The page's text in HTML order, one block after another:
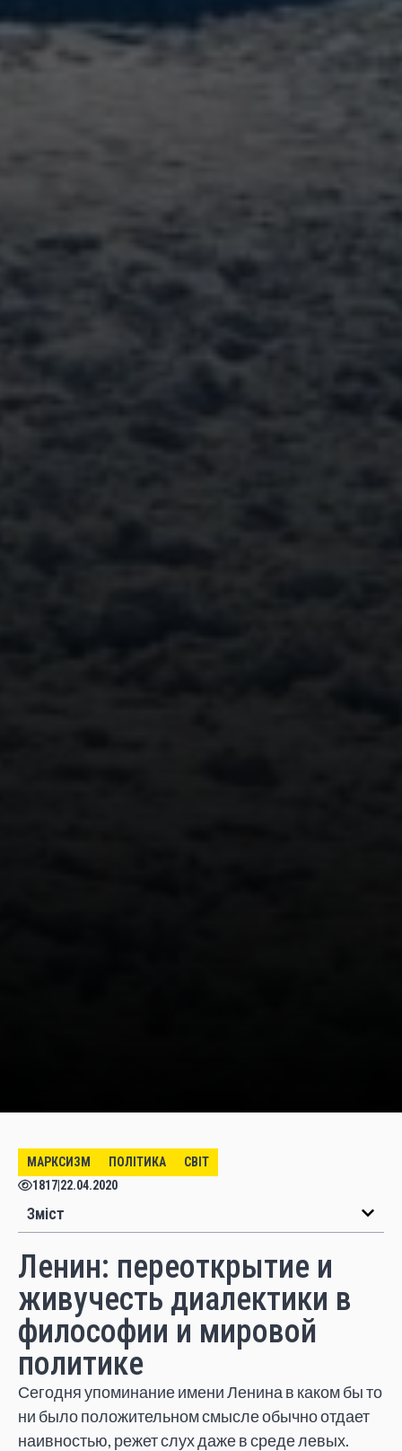
МАРКСИЗМ ПОЛІТИКА
СВІТ
1817 22.04.2020
Зміст
Ленин: переоткрытие и
живучесть диалектики в
философии и мировой
политике
Сегодня упоминание имени Ленина в каком бы то
ни было положительном смысле обычно отдает
наивностью, режет слух даже в среде левых.